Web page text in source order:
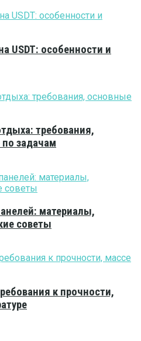
USDT: особенности и
требования,
задачам
материалы,
советы
к прочности,